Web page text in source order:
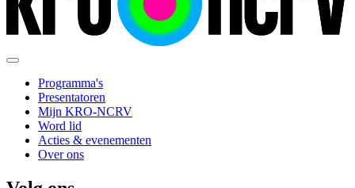
Programma's
Presentatoren
Mijn KRO-NCRV
Word lid
Acties & evenementen
Over ons